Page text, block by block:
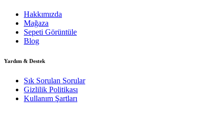
Hakkımızda
Mağaza
Sepeti Görüntüle
Blog
Yardım & Destek
Sık Sorulan Sorular
Gizlilik Politikası
Kullanım Şartları